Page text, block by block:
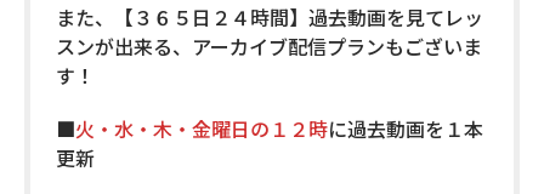
また、【３６５日２４時間】過去動画を見てレッ
スンが出来る、アーカイブ配信プランもございま
す！
■火・水・木・金曜日の１２時に過去動画を１本
更新